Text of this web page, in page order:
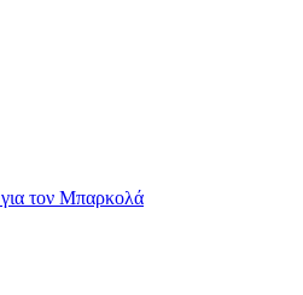
τον Μπαρκολά